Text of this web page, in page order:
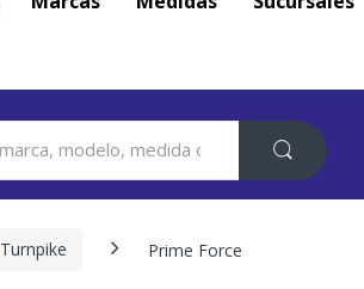
Turnpike Prime Force